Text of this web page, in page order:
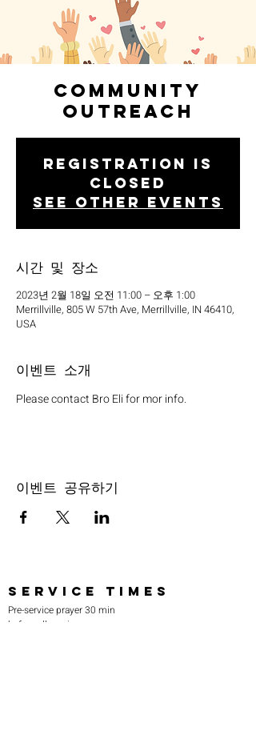
Community
Outreach
Registration is
closed
See other events
시간 및 장소
2023년 2월 18일 오전 11:00 – 오후 1:00
Merrillville, 805 W 57th Ave, Merrillville, IN 46410,
USA
이벤트 소개
Please contact Bro Eli for mor info.
이벤트 공유하기
SERVICE TIMES
Pre-service prayer 30 min
before all services